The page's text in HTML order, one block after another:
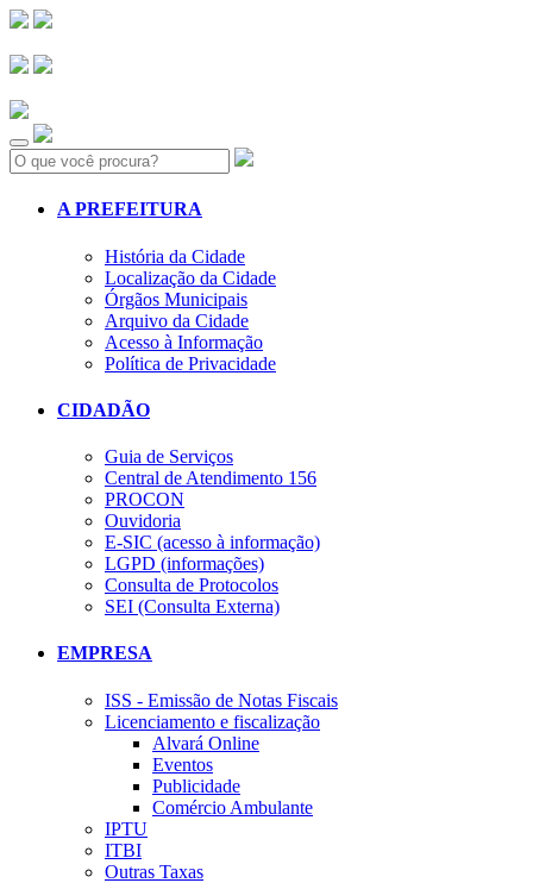
Search:
A PREFEITURA
História da Cidade
Localização da Cidade
Órgãos Municipais
Arquivo da Cidade
Acesso à Informação
Política de Privacidade
CIDADÃO
Guia de Serviços
Central de Atendimento 156
PROCON
Ouvidoria
E-SIC (acesso à informação)
LGPD (informações)
Consulta de Protocolos
SEI (Consulta Externa)
EMPRESA
ISS - Emissão de Notas Fiscais
Licenciamento e fiscalização
Alvará Online
Eventos
Publicidade
Comércio Ambulante
IPTU
ITBI
Outras Taxas